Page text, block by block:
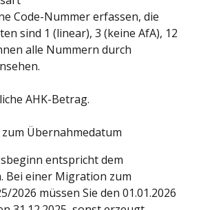
Code-Nummer erfassen, die
sind 1 (linear), 3 (keine AfA), 12
alle Nummern durch
AHK-Betrag.
Übernahmedatum
entspricht dem
Bei einer Migration zum
2026 müssen Sie den 01.01.2026